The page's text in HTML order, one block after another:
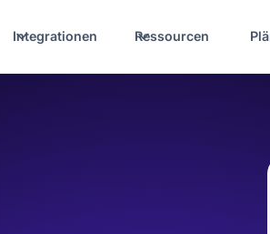
Integrationen Ressourcen